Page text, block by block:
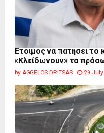
Έτοιμος να πατήσει το
«Κλείδωνουν» τα
by AGGELOS DRITSAS 29